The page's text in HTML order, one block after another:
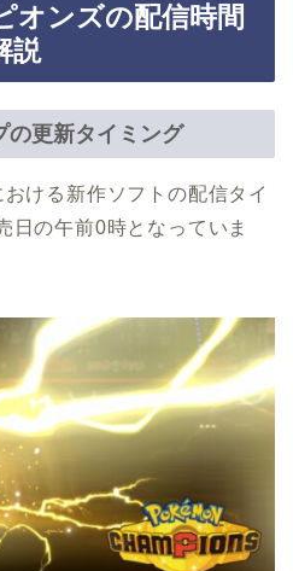
オンズの配信時間
説
の更新タイミング
ける新作ソフトの配信タイ
日の午前0時となっていま